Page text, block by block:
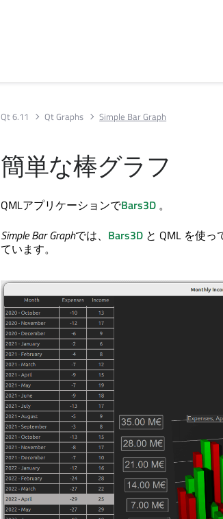
Qt 6.11 Qt Graphs Simple Bar Graph
簡単な棒グラフ
QMLアプリケーションでBars3D 。
Simple Bar Graphでは、 Bars3D と QML を使
ています。